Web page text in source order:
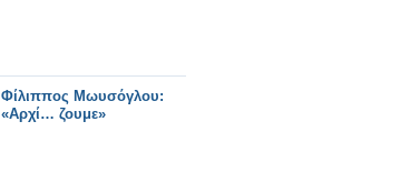
Φίλιππος Μωυσόγλου:
«Αρχί… ζουμε»